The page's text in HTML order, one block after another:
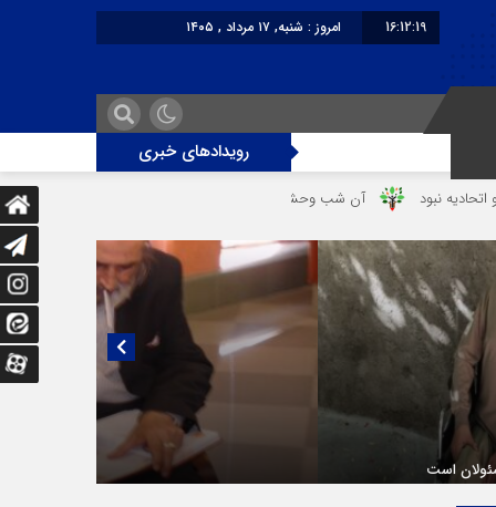
16:12:19
امروز : شنبه, ۱۷ مرداد , ۱۴۰۵
رویدادهای خبری
آن شب وحشتناک در خانه «عصمت» از دندانپزشک قاتل تا قاتل‌
منتشر نشده با پروفسور اهرنجانی، صاحب نظریه سه‌ شاخگی